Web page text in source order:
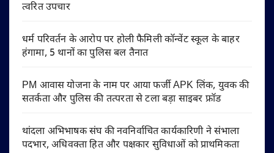
त्वरित उपचार
धर्म परिवर्तन के आरोप पर होली फैमिली कॉन्वेंट स्कूल के बाहर
हंगामा, 5 थानों का पुलिस बल तैनात
PM आवास योजना के नाम पर आया फर्जी APK लिंक, युवक की
सतर्कता और पुलिस की तत्परता से टला बड़ा साइबर फ्रॉड
थांदला अभिभाषक संघ की नवनिर्वाचित कार्यकारिणी ने संभाला
पदभार, अधिवक्ता हित और पक्षकार सुविधाओं को प्राथमिकता